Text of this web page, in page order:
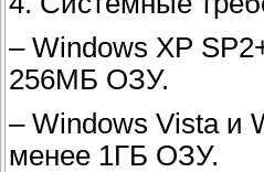
– Windows XP
256МБ ОЗУ.
– Windows Vista и
менее 1ГБ ОЗУ.